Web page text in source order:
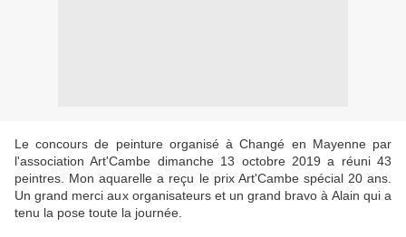
Le concours de peinture organisé à Changé en Mayenne par
l'association Art'Cambe dimanche 13 octobre 2019 a réuni 43
peintres. Mon aquarelle a reçu le prix Art'Cambe spécial 20 ans.
Un grand merci aux organisateurs et un grand bravo à Alain qui a
tenu la pose toute la journée.